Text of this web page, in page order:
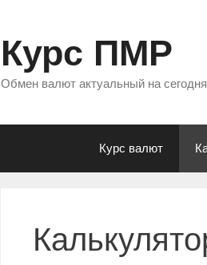
Курс ПМР
Обмен валют актуальный на
Курс валют